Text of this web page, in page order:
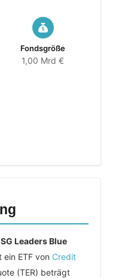
Fondsgröße
1,00 Mrd €
Leaders Blue
ein ETF von Credit
(TER) beträgt